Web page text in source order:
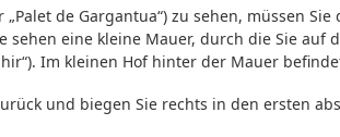
„Palet de Gargantua“) zu sehen, müssen
eine kleine Mauer, durch die Sie auf
Im kleinen Hof hinter der Mauer
und biegen Sie rechts in den ersten